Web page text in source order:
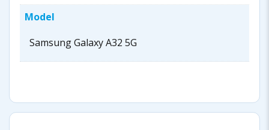
Model
Samsung Galaxy A32 5G